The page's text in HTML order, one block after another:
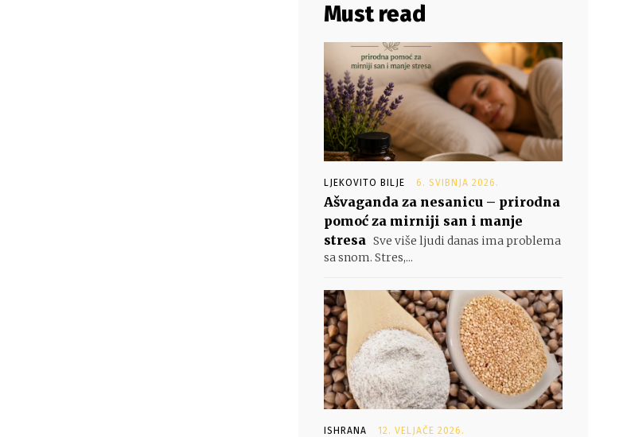
Must read
LJEKOVITO BILJE 6. SVIBNJA 2026.
Ašvaganda za nesanicu – prirodna
pomoć za mirniji san i manje
stresa Sve više ljudi danas ima problema
sa snom. Stres,...
ISHRANA 12. VELJAČE 2026.